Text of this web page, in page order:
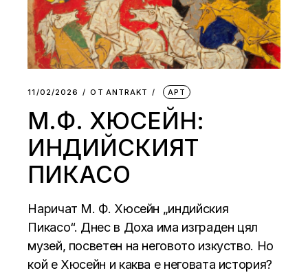
11/02/2026 ОТ АNTRAKT АРТ
М.Ф. ХЮСЕЙН:
ИНДИЙСКИЯТ
ПИКАСО
Наричат М. Ф. Хюсейн „индийския
Пикасо“. Днес в Доха има изграден цял
музей, посветен на неговото изкуство. Но
кой е Хюсейн и каква е неговата история?